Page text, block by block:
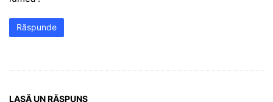
Răspunde
LASĂ UN RĂSPUNS